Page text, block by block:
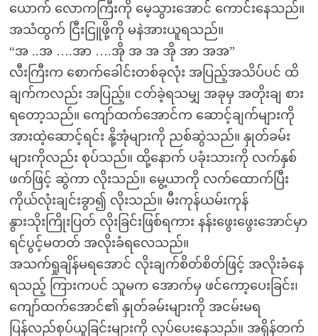
ယောက် လောကကြီးကို မေ့သွားအောင် ကောင်းနေသည်။
အသံထွက် ငြီးငြူဖို့ကို မနဲအားယူရသည်။
“အ ..အ ….အာ ….အို အ အ အို အာ အအ”
လီးကြီးက စောက်ခေါင်းတစ်ခုလုံး အပြည့်အသိပ်ပင် ထိ
ချက်ကလည်း အပြည့်။ ငတ်ခဲ့ရသမျှ အခုမှ အတိုးချ စား
ရတော့သည်။ ကျော်ထက်အောင်က ဆောင့်ချက်များကို
အားထဲ့ဆောင့်ရင်း နို့အုံများကို ညစ်ဆွဲသည်။ နှုတ်ခမ်း
များကိုလည်း စုပ်သည်။ ထို့နောက် ပခုံးသားကို လက်နှစ်
ဖက်ဖြင့် ဆွဲကာ လိုးသည်။ မွေ့ယာကို လက်ထောက်ပြီး
ကိုယ်လုံးချင်းခွာ၍ လိုးသည်။ မီးကုန်ယမ်းကုန်
နွားသိုးကြိုးပြတ် လိုးခြင်းဖြစ်ရကား နန်းဖွေးဖွေးအောင်မှာ
ရင်ပွင့်မတတ် အလိုးခံရလေသည်။
အသက်ရှုချိန်မရအောင် လိုးချက်စိတ်စိတ်ဖြင့် အလိုးခံနေ
ရသည့် ကြားကပင် သူမက အောက်မှ ဖင်ကော့ပေးခြင်း၊
ကျော်ထက်အောင်၏ နှုတ်ခမ်းများကို အငမ်းမရ
ပြန်လည်စုပ်ယူခြင်းများကို လုပ်ပေးနေသည်။ အရှိန်တက်